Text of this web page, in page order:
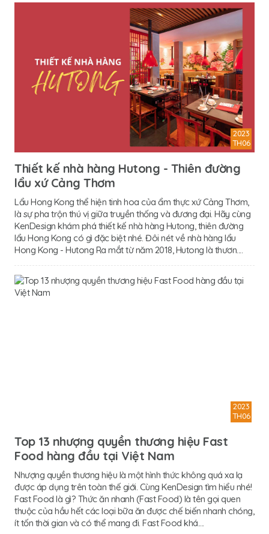
2023
TH06
Thiết kế nhà hàng Hutong - Thiên đường
lẩu xứ Cảng Thơm
Lẩu Hong Kong thể hiện tinh hoa của ẩm thực xứ Cảng Thơm,
là sự pha trộn thú vị giữa truyền thống và đương đại. Hãy cùng
KenDesign khám phá thiết kế nhà hàng Hutong, thiên đường
lẩu Hong Kong có gì đặc biệt nhé. Đôi nét về nhà hàng lẩu
Hong Kong - Hutong Ra mắt từ năm 2018, Hutong là thươn....
2023
TH06
Top 13 nhượng quyền thương hiệu Fast
Food hàng đầu tại Việt Nam
Nhượng quyền thương hiệu là một hình thức không quá xa lạ
được áp dụng trên toàn thế giới. Cùng KenDesign tìm hiểu nhé!
Fast Food là gì? Thức ăn nhanh (Fast Food) là tên gọi quen
thuộc của hầu hết các loại bữa ăn được chế biến nhanh chóng,
ít tốn thời gian và có thể mang đi. Fast Food khá....